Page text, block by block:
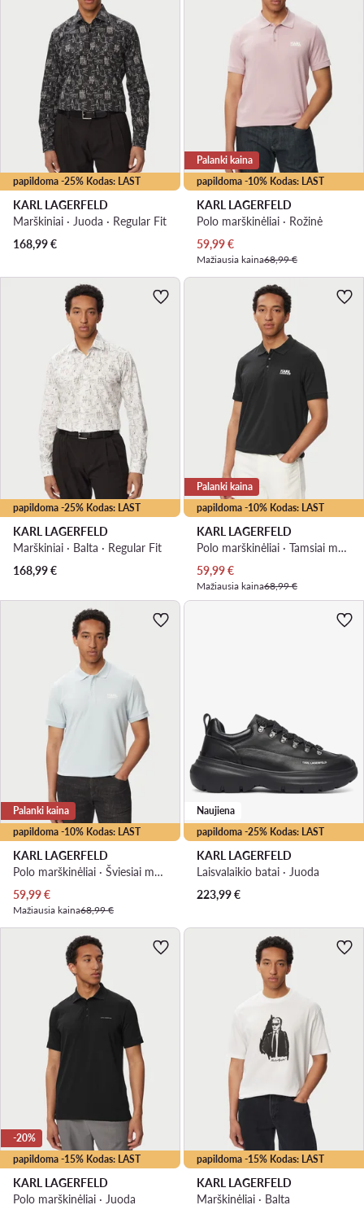
papildoma -25% Kodas: LAST
KARL LAGERFELD
Marškiniai · Juoda · Regular Fit
168,99€
papildoma -10% Kodas: LAST
Palanki kaina
KARL LAGERFELD
Polo marškinėliai · Rožinė
Dabartinė kaina
59,99€
Mažiausia kaina68,99 €
papildoma -25% Kodas: LAST
KARL LAGERFELD
Marškiniai · Balta · Regular Fit
168,99€
papildoma -10% Kodas: LAST
Palanki kaina
KARL LAGERFELD
Polo marškinėliai · Tamsiai mėlyna
Dabartinė kaina
59,99€
Mažiausia kaina68,99 €
papildoma -10% Kodas: LAST
Palanki kaina
KARL LAGERFELD
Polo marškinėliai · Šviesiai mėlyna
Dabartinė kaina
59,99€
Mažiausia kaina68,99 €
papildoma -25% Kodas: LAST
Naujiena
KARL LAGERFELD
Laisvalaikio batai · Juoda
223,99€
papildoma -15% Kodas: LAST
-20%
KARL LAGERFELD
Polo marškinėliai · Juoda
papildoma -15% Kodas: LAST
KARL LAGERFELD
Marškinėliai · Balta